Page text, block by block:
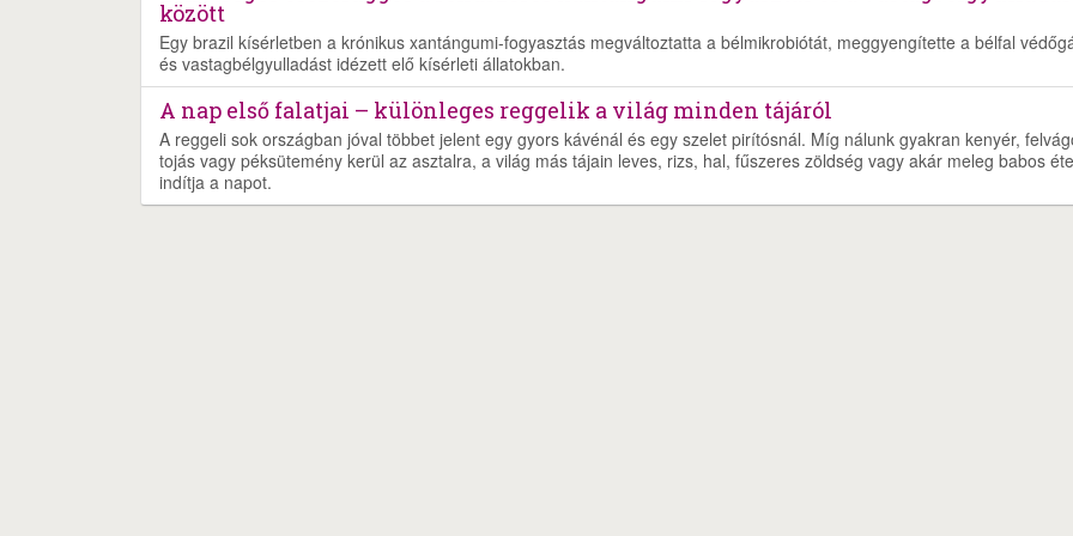
között
Egy brazil kísérletben a krónikus xantángumi-fogyasztás megváltoztatta a bélmikrobiótát, meggyengítette a bélfal
és vastagbélgyulladást idézett elő kísérleti állatokban.
A nap első falatjai – különleges reggelik a világ minden tájáról
A reggeli sok országban jóval többet jelent egy gyors kávénál és egy szelet pirítósnál. Míg nálunk gyakran kenyér,
tojás vagy péksütemény kerül az asztalra, a világ más tájain leves, rizs, hal, fűszeres zöldség vagy akár meleg babos
indítja a napot.